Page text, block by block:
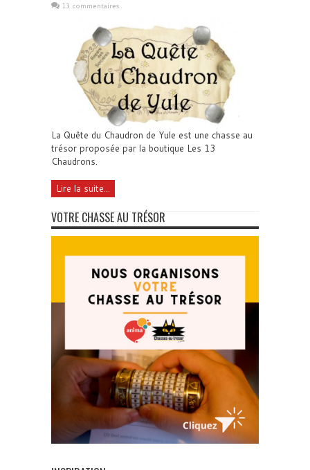
13 commentaires
La Quête du Chaudron de Yule est une chasse au
trésor proposée par la boutique Les 13
Chaudrons.
Lire la suite...
VOTRE CHASSE AU TRÉSOR